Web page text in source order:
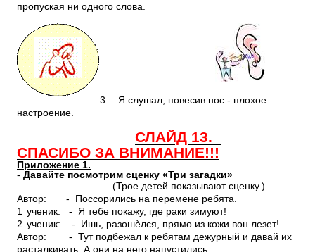
пропуская ни одного слова.
3.
Я слушал, повесив нос - плохое
настроение.
СЛАЙД 13.
СПАСИБО ЗА ВНИМАНИЕ!!!
Приложение 1.
- Давайте посмотрим сценку «Три загадки»
(Трое детей показывают сценку.)
Автор: - Поссорились на перемене ребята.
1 ученик: - Я тебе покажу, где раки зимуют!
2 ученик: - Ишь, разошѐлся, прямо из кожи вон лезет!
Автор: - Тут подбежал к ребятам дежурный и давай их
расталкивать. А они на него напустились: